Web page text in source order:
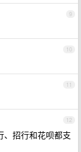
9
10
11
12
、招行和花呗都支